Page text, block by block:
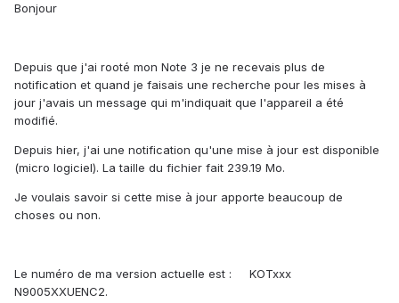
Bonjour
Depuis que j'ai rooté mon Note 3 je ne recevais plus de
notification et quand je faisais une recherche pour les mises à
jour j'avais un message qui m'indiquait que l'appareil a été
modifié.
Depuis hier, j'ai une notification qu'une mise à jour est disponible
(micro logiciel). La taille du fichier fait 239.19 Mo.
Je voulais savoir si cette mise à jour apporte beaucoup de
choses ou non.
Le numéro de ma version actuelle est : KOTxxx
N9005XXUENC2.